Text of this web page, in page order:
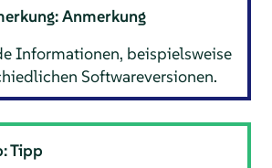
Anmerkung
Informationen, beispielsweise
Softwareversionen.
Tipp